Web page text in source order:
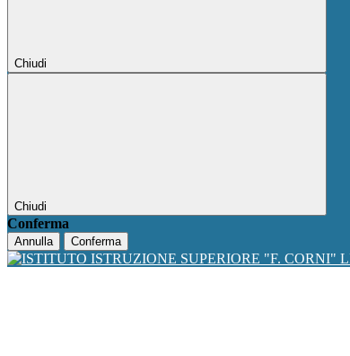
Chiudi
Chiudi
Conferma
Annulla Conferma